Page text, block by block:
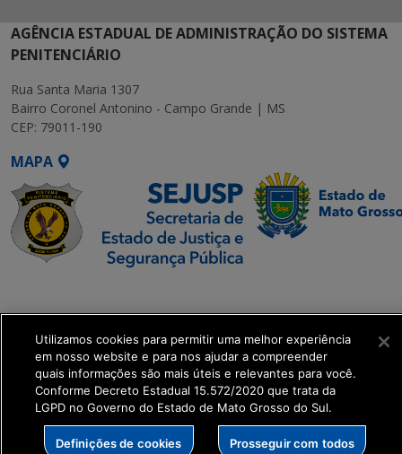
AGÊNCIA ESTADUAL DE ADMINISTRAÇÃO DO SISTEMA
PENITENCIÁRIO
Rua Santa Maria 1307
Bairro Coronel Antonino - Campo Grande | MS
CEP: 79011-190
MAPA
Executiva de
Transformação Digital
get_footer();
Utilizamos cookies para permitir uma melhor experiência
em nosso website e para nos ajudar a compreender
quais informações são mais úteis e relevantes para você.
Conforme Decreto Estadual 15.572/2020 que trata da
LGPD no Governo do Estado de Mato Grosso do Sul.
Definições de cookies Prosseguir com todos